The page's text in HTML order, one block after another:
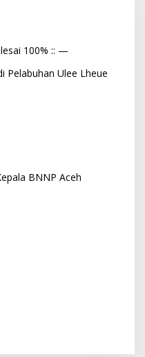
100% :: —
Pelabuhan Ulee Lheue
BNNP Aceh